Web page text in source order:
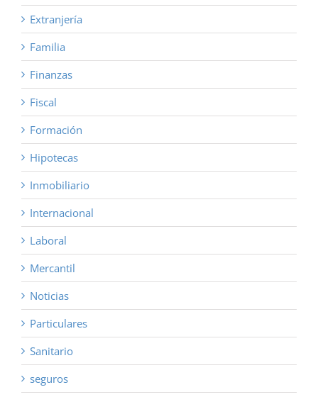
Extranjería
Familia
Finanzas
Fiscal
Formación
Hipotecas
Inmobiliario
Internacional
Laboral
Mercantil
Noticias
Particulares
Sanitario
seguros